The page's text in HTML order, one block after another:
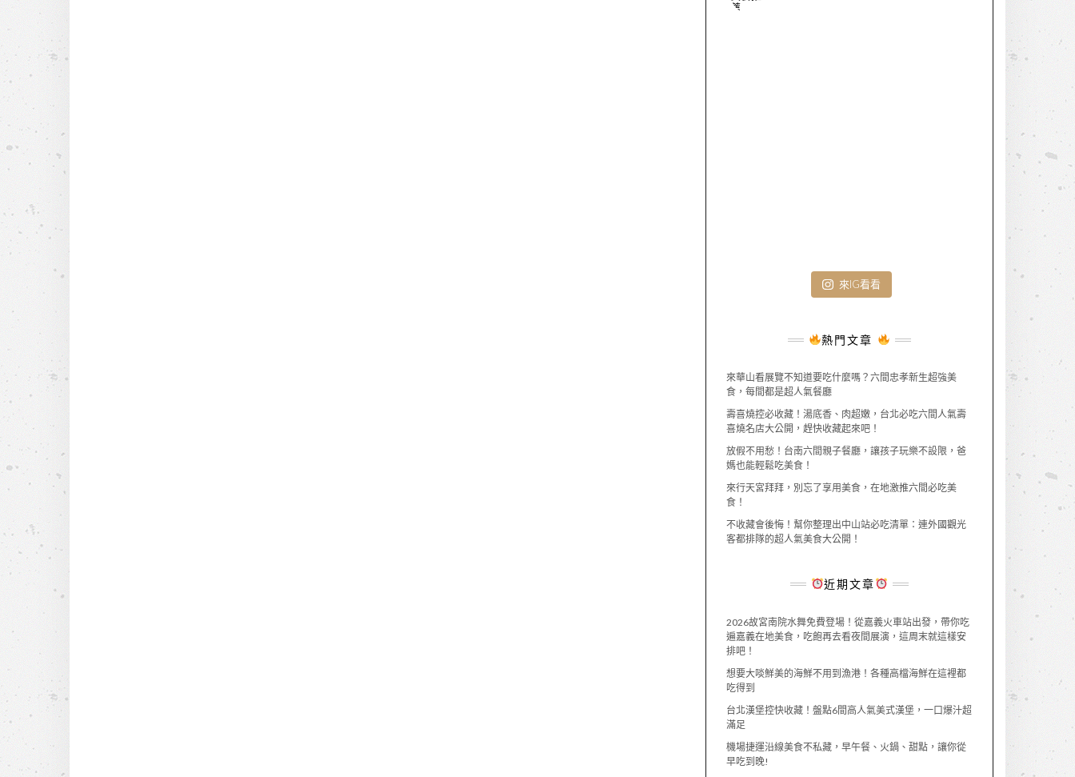
來IG看看
熱門文章
來華山看展覽不知道要吃什麼嗎？六間忠孝新生超強美
食，每間都是超人氣餐廳
壽喜燒控必收藏！湯底香、肉超嫩，台北必吃六間人氣壽
喜燒名店大公開，趕快收藏起來吧！
放假不用愁！台南六間親子餐廳，讓孩子玩樂不設限，爸
媽也能輕鬆吃美食！
來行天宮拜拜，別忘了享用美食，在地激推六間必吃美
食！
不收藏會後悔！幫你整理出中山站必吃清單：連外國觀光
客都排隊的超人氣美食大公開！
近期文章
2026故宮南院水舞免費登場！從嘉義火車站出發，帶你吃
遍嘉義在地美食，吃飽再去看夜間展演，這周末就這樣安
排吧！
想要大啖鮮美的海鮮不用到漁港！各種高檔海鮮在這裡都
吃得到
台北漢堡控快收藏！盤點6間高人氣美式漢堡，一口爆汁超
滿足
機場捷運沿線美食不私藏，早午餐、火鍋、甜點，讓你從
早吃到晚!